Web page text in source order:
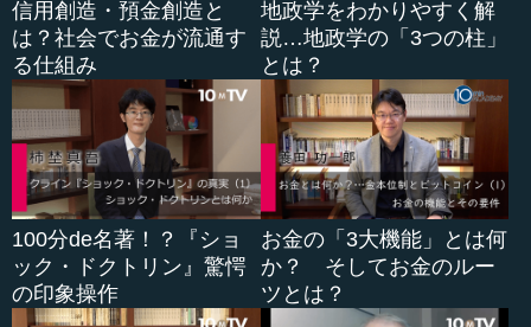
いるということです。弁証法、すなわち、相対立する構
図、対立はしているけれども、その対立の中から一つ新し
いものが生まれるという構造が、ヘーゲル以来の弁証法の
構造です。
つまり、このイランの弁証法の構造とは何かというと、
最初の話に戻りますが、私の考えでは、投票した者としな
かった者、投票する者としない者との間の弁証法です。投
票した人も、イランにおける民主主義の存在や、民主主義
的に機能するとは到底思っていないイラン・イスラム政治
体制に、全幅の信頼を置いているわけではない。しかしな
がら、彼らはあるメッセージを、イラン国内だけではな
信用創造・預金創造と
は？社会でお金が流通す
る仕組み
地政学をわかりやすく解
説…地政学の「3つの柱」
とは？
100分de名著！？『ショ
ック・ドクトリン』驚愕
の印象操作
お金の「3大機能」とは何
か？ そしてお金のルー
ツとは？